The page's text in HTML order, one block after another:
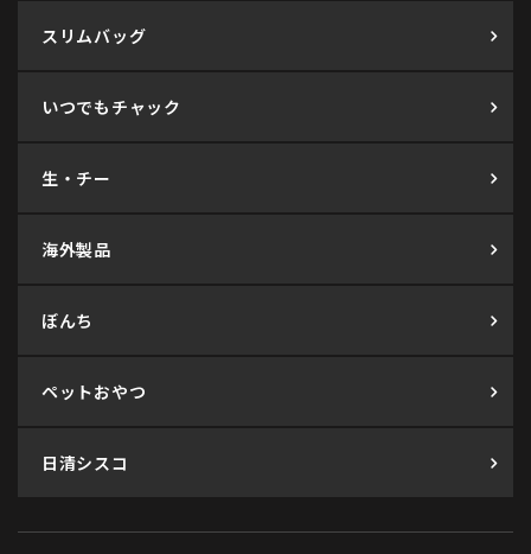
スリムバッグ
いつでもチャック
生・チー
海外製品
ぼんち
ペットおやつ
日清シスコ